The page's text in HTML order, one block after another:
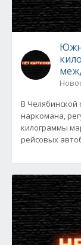
В
наркомана,
килограммы
рейсовых